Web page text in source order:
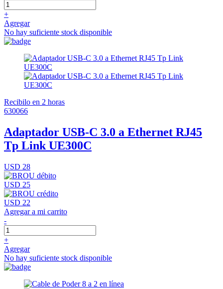
+
Agregar
No hay suficiente stock disponible
Recibilo en 2 horas
630066
Adaptador USB-C 3.0 a Ethernet RJ45
Tp Link UE300C
USD 28
USD 25
USD 22
Agregar a mi carrito
-
+
Agregar
No hay suficiente stock disponible